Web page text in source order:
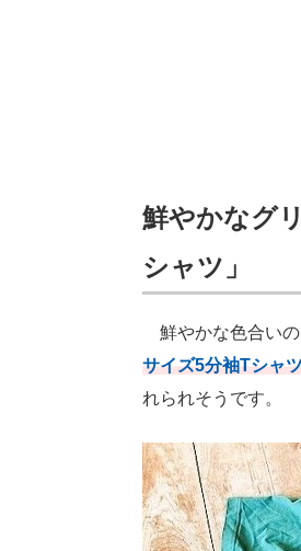
鮮やかなグ
シャツ」
鮮やかな色合いの
サイズ5分袖Tシャ
れられそうです。